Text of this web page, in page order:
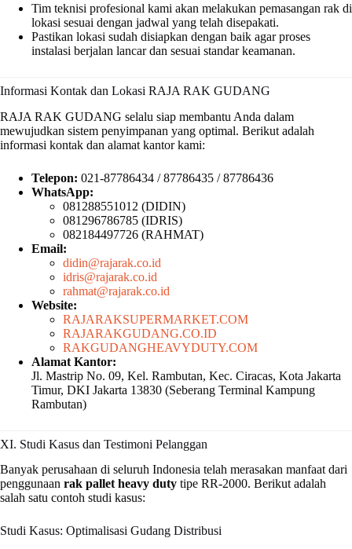
Tim teknisi profesional kami akan melakukan pemasangan rak di
lokasi sesuai dengan jadwal yang telah disepakati.
Pastikan lokasi sudah disiapkan dengan baik agar proses
instalasi berjalan lancar dan sesuai standar keamanan.
Informasi Kontak dan Lokasi RAJA RAK GUDANG
RAJA RAK GUDANG selalu siap membantu Anda dalam
mewujudkan sistem penyimpanan yang optimal. Berikut adalah
informasi kontak dan alamat kantor kami:
Telepon: 021-87786434 / 87786435 / 87786436
WhatsApp:
081288551012 (DIDIN)
081296786785 (IDRIS)
082184497726 (RAHMAT)
Email:
didin@rajarak.co.id
idris@rajarak.co.id
rahmat@rajarak.co.id
Website:
RAJARAKSUPERMARKET.COM
RAJARAKGUDANG.CO.ID
RAKGUDANGHEAVYDUTY.COM
Alamat Kantor:
Jl. Mastrip No. 09, Kel. Rambutan, Kec. Ciracas, Kota Jakarta
Timur, DKI Jakarta 13830 (Seberang Terminal Kampung
Rambutan)
XI. Studi Kasus dan Testimoni Pelanggan
Banyak perusahaan di seluruh Indonesia telah merasakan manfaat dari
penggunaan rak pallet heavy duty tipe RR-2000. Berikut adalah
salah satu contoh studi kasus:
Studi Kasus: Optimalisasi Gudang Distribusi